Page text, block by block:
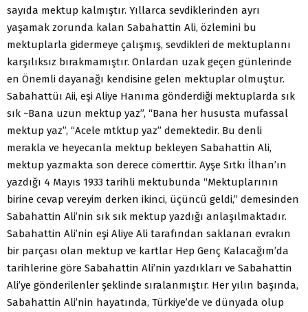
sayıda mektup kalmıştır. Yıllarca sevdiklerinden ayrı
yaşamak zorunda kalan Sabahattin Ali, özlemini bu
mektuplarla gidermeye çalışmış, sevdikleri de mektuplannı
karşılıksız bırakmamıştır. Onlardan uzak geçen günlerinde
en Önemli dayanağı kendisine gelen mektuplar olmuştur.
Sabahattüı Aii, eşi Aliye Hanıma gönderdiği mektuplarda sık
sık ~Bana uzun mektup yaz”, “Bana her hususta mufassal
mektup yaz”, “Acele mtktup yaz” demektedir. Bu denli
merakla ve heyecanla mektup bekleyen Sabahattin Ali,
mektup yazmakta son derece cömerttir. Ayşe Sıtkı İlhan’ın
yazdığı 4 Mayıs 1933 tarihli mektubunda “Mektuplarının
birine cevap vereyim derken ikinci, üçüncü geldi,” demesinden
Sabahattin Ali’nin sık sık mektup yazdığı anlaşılmaktadır.
Sabahattin Ali’nin eşi Aliye Ali tarafından saklanan evrakın
bir parçası olan mektup ve kartlar Hep Genç Kalacağım’da
tarihlerine göre Sabahattin Ali’nin yazdıkları ve Sabahattin
Ali’ye gönderilenler şeklinde sıralanmıştır. Her yılın başında,
Sabahattin Ali’nin hayatında, Türkiye’de ve dünyada olup